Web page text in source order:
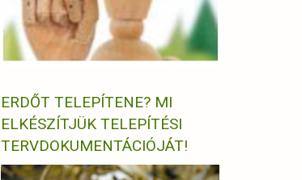
ERDŐT TELEPÍTENE? MI
ELKÉSZÍTJÜK TELEPÍTÉSI
TERVDOKUMENTÁCIÓJÁT!